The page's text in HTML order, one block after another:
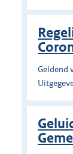
Geldend